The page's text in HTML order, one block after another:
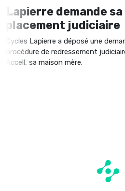
Lapierre demande sa
placement judiciaire
Cycles Lapierre a déposé une
procédure de redressement
Accell, sa maison mère.